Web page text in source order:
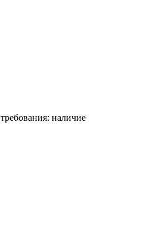
наличие